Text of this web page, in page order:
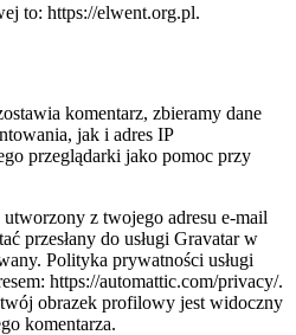
to: https://elwent.org.pl.
komentarz, zbieramy dane
jak i adres IP
przeglądarki jako pomoc przy
z twojego adresu e-mail
przesłany do usługi Gravatar w
Polityka prywatności usługi
https://automattic.com/privacy/.
obrazek profilowy jest widoczny
komentarza.